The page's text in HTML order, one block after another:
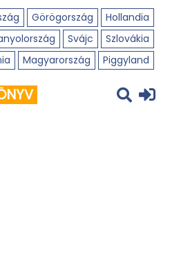
Görögország
Hollandia
Svájc
Szlovákia
Magyarország Piggyland